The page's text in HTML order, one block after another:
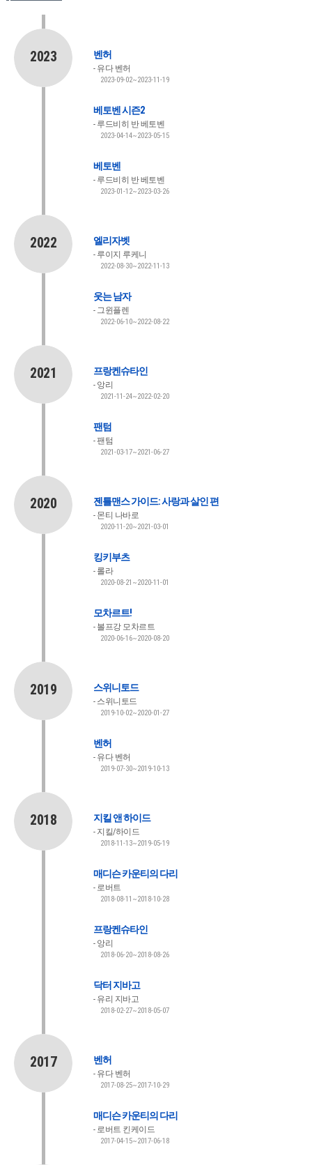
2023 벤허
유다 벤허
2023-09-02~2023-11-19
베토벤 시즌2
루드비히 반 베토벤
2023-04-14~2023-05-15
베토벤
루드비히 반 베토벤
2023-01-12~2023-03-26
2022 엘리자벳
루이지 루케니
2022-08-30~2022-11-13
웃는 남자
그윈플렌
2022-06-10~2022-08-22
2021 프랑켄슈타인
앙리
2021-11-24~2022-02-20
팬텀
팬텀
2021-03-17~2021-06-27
2020 젠틀맨스 가이드: 사랑과 살인 편
몬티 나바로
2020-11-20~2021-03-01
킹키부츠
롤라
2020-08-21~2020-11-01
모차르트!
볼프강 모차르트
2020-06-16~2020-08-20
2019 스위니토드
스위니토드
2019-10-02~2020-01-27
벤허
유다 벤허
2019-07-30~2019-10-13
2018 지킬 앤 하이드
지킬/하이드
2018-11-13~2019-05-19
매디슨 카운티의 다리
로버트
2018-08-11~2018-10-28
프랑켄슈타인
앙리
2018-06-20~2018-08-26
닥터 지바고
유리 지바고
2018-02-27~2018-05-07
2017 벤허
유다 벤허
2017-08-25~2017-10-29
매디슨 카운티의 다리
로버트 킨케이드
2017-04-15~2017-06-18